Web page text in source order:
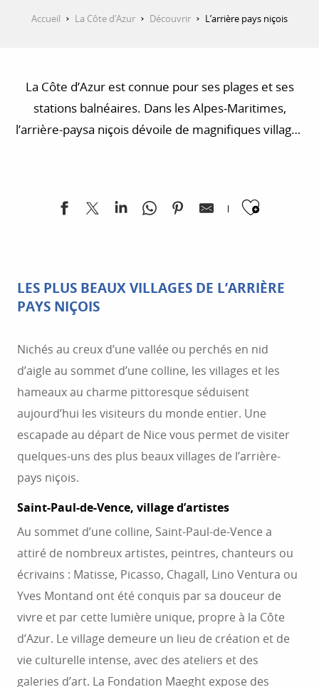
Accueil La Côte d’Azur Découvrir L’arrière pays niçois
La Côte d’Azur est connue pour ses plages et ses
stations balnéaires. Dans les Alpes-Maritimes,
l’arrière-paysa niçois dévoile de magnifiques villages
LES PLUS BEAUX VILLAGES DE L’ARRIÈRE
PAYS NIÇOIS
Nichés au creux d’une vallée ou perchés en nid
d’aigle au sommet d’une colline, les villages et les
hameaux au charme pittoresque séduisent
aujourd’hui les visiteurs du monde entier. Une
escapade au départ de Nice vous permet de visiter
quelques-uns des plus beaux villages de l’arrière-
pays niçois.
Saint-Paul-de-Vence, village d’artistes
Au sommet d’une colline, Saint-Paul-de-Vence a
attiré de nombreux artistes, peintres, chanteurs ou
écrivains : Matisse, Picasso, Chagall, Lino Ventura ou
Yves Montand ont été conquis par sa douceur de
vivre et par cette lumière unique, propre à la Côte
d’Azur. Le village demeure un lieu de création et de
vie culturelle intense, avec des ateliers et des
galeries d’art. La Fondation Maeght expose des